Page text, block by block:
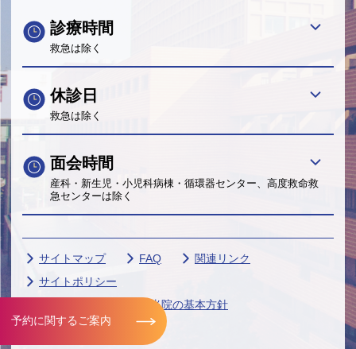
予約に関するご案内
診療時間
救急は除く
休診日
救急は除く
面会時間
産科・新生児・小児科病棟・循環器センター、高度救命救
急センターは除く
サイトマップ FAQ
関連リンク
サイトポリシー
個人情報保護に関する当院の基本方針
帝京大学グループ